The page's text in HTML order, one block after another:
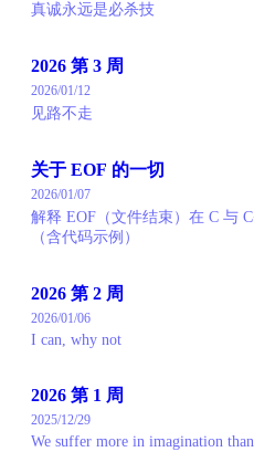
真诚永远是必杀技
2026 第 3 周
2026/01/12
见路不走
关于 EOF 的一切
2026/01/07
解释 EOF（文件结束）在 C 与
（含代码示例）
2026 第 2 周
2026/01/06
I can, why not
2026 第 1 周
2025/12/29
We suffer more in imagination